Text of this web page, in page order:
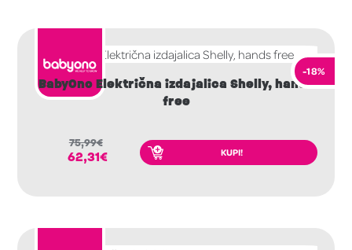
-18%
BabyOno Električna izdajalica Shelly, hands
free
75,99€
62,31€ KUPI!